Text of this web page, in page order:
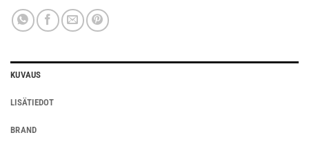
KUVAUS
LISÄTIEDOT
BRAND